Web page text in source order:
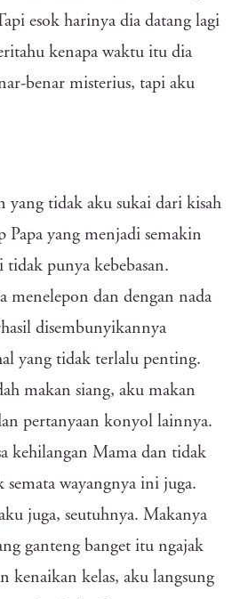
esok harinya dia datang lagi
kenapa waktu itu dia
benar misterius, tapi aku
yang tidak aku sukai dari kisah
Papa yang menjadi semakin
punya kebebasan.
menelepon dan dengan nada
disembunyikannya
yang tidak terlalu penting.
makan siang, aku makan
pertanyaan konyol lainnya.
kehilangan Mama dan tidak
semata wayangnya ini juga.
juga, seutuhnya. Makanya
ganteng banget itu ngajak
kenaikan kelas, aku langsung